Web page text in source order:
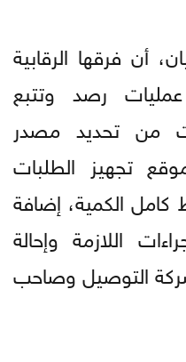
أن فرقها الرقابية
رصد وتتبع
من تحديد مصدر
تجهيز الطلبات
الكمية، إضافة
اللازمة وإحالة
التوصيل وصاحب